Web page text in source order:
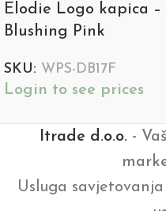
Elodie Logo kapica –
Blushing Pink
SKU: WPS-DB17F
Login to see prices
Itrade d.o.o.-
Usluga